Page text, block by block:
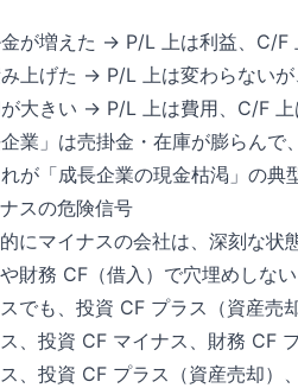
が増えた → P/L 上は利益、C/F
上げた → P/L 上は変わらないが
大きい → P/L 上は費用、C/F 上
業」は売掛金・在庫が膨らん
が「成長企業の現金枯渇」の典
スの危険信号
にマイナスの会社は、深刻な状
財務 CF（借入）で穴埋めしない
でも、投資 CF プラス（資産
、投資 CF マイナス、財務 CF
、投資 CF プラス（資産売却